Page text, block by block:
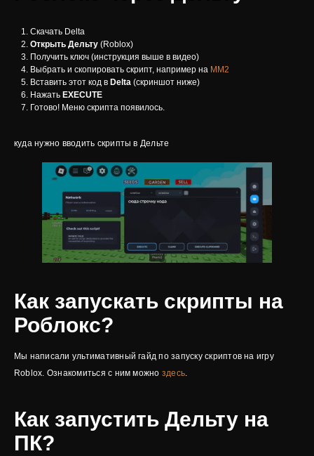
Скачать Delta
Открыть Дельту(Roblox)
Получить ключ (инструкция выше в видео)
Выбрать и скопировать скрипт, например на ММ2
Вставить этот код в Delta (скриншот ниже)
Нажать EXECUTE
Готово! Меню скрипта появилось.
куда нужно вводить скрипты в Дельте
Как запускать скрипты на
Роблокс?
Мы написали ультимативный гайд по запуску скриптов на игру
Roblox. Ознакомиться с ним можно здесь.
Как запустить Дельту на
ПК?